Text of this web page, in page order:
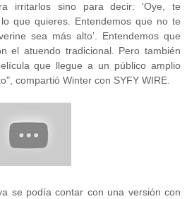
irritarlos sino para decir: 'Oye, te
que quieres. Entendemos que no te
sea más alto’. Entendemos que
el atuendo tradicional. Pero también
que llegue a un público amplio
compartió Winter con SYFY WIRE.
se podía contar con una versión con